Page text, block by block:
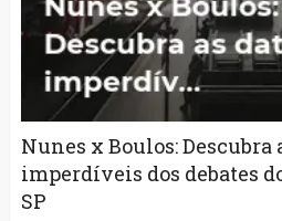
Nunes x Boulos: Descubra
imperdíveis dos debates
SP